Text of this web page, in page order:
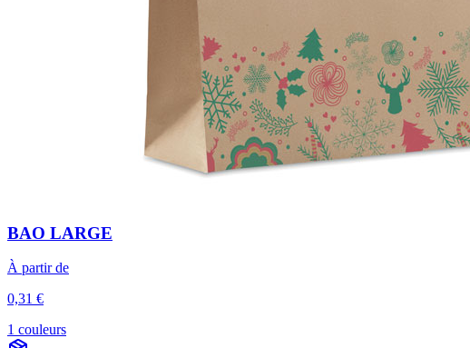
BAO LARGE
À partir de
0,31 €
1 couleurs